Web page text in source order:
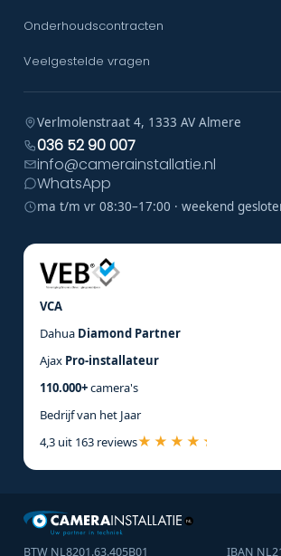
Onderhoudscontracten
Veelgestelde vragen
Verlmolenstraat 4, 1333 AV Almere
036 52 90 007
info@camerainstallatie.nl
WhatsApp
ma t/m vr 08:30–17:00 · weekend
VCA
Dahua Diamond Partner
Ajax Pro-installateur
110.000+camera's
Bedrijf van het Jaar
4,3 uit 163 reviews
BTW NL8201.63.405B01
IBAN